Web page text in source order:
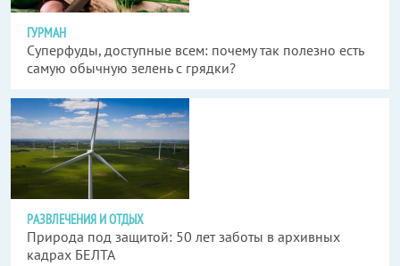
ГУРМАН
Суперфуды, доступные всем: почему так полезно есть
самую обычную зелень с грядки?
РАЗВЛЕЧЕНИЯ И ОТДЫХ
Природа под защитой: 50 лет заботы в архивных
кадрах БЕЛТА